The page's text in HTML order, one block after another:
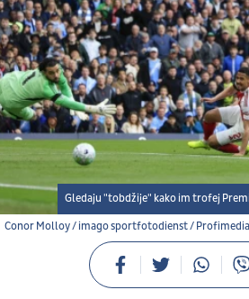
Conor Molloy / imago sportfotodienst / Profimedia
Gledaju "tobdžije" kako im trofej